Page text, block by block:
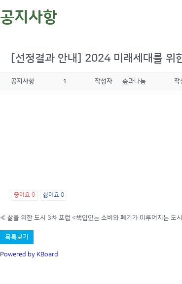
공지사항
[선정결과 안내] 2024 미래세대를 위
공지사항 1 작성자 숲과나눔 작
좋아요 0 싫어요 0
« 삶을 위한 도시 3차 포럼 <책임있는 소비와 폐기가 이루어지는 도
목록보기
Powered by KBoard